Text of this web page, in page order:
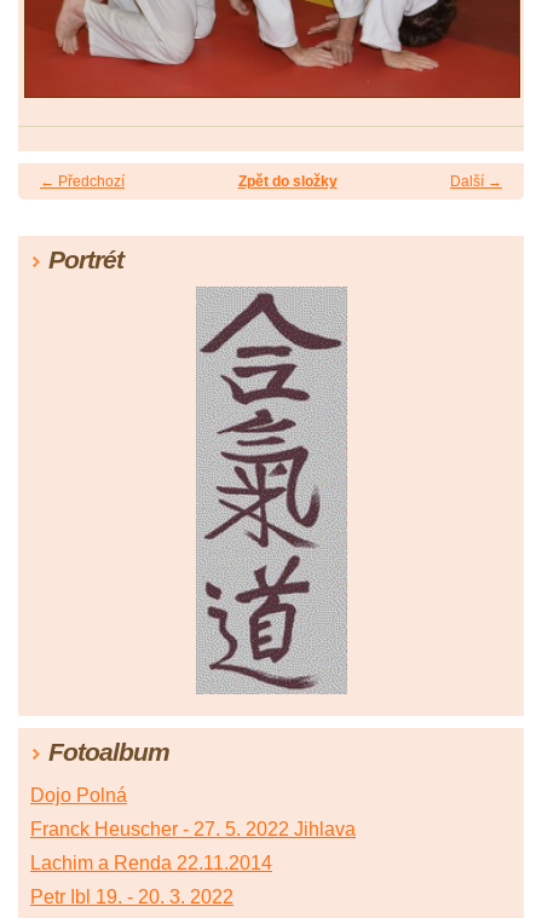
← Předchozí Další →
Zpět do složky
Portrét
Fotoalbum
Dojo Polná
Franck Heuscher - 27. 5. 2022 Jihlava
Lachim a Renda 22.11.2014
Petr Ibl 19. - 20. 3. 2022